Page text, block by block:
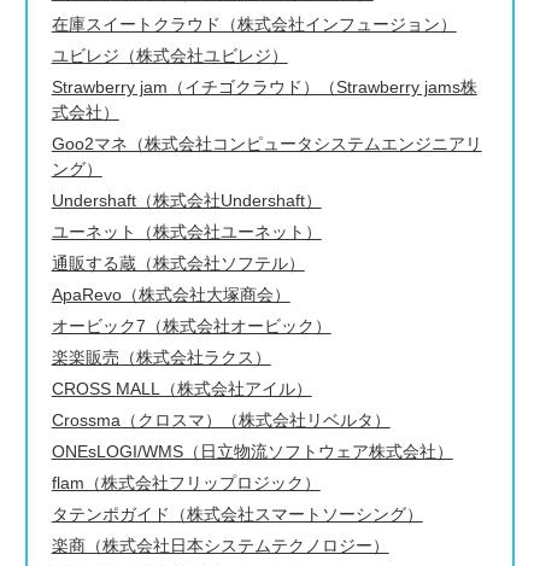
在庫スイートクラウド（株式会社インフュージョン）
ユビレジ（株式会社ユビレジ）
Strawberry jam（イチゴクラウド）（Strawberry jams株
式会社）
Goo2マネ（株式会社コンピュータシステムエンジニアリ
ング）
Undershaft（株式会社Undershaft）
ユーネット（株式会社ユーネット）
通販する蔵（株式会社ソフテル）
ApaRevo（株式会社大塚商会）
オービック7（株式会社オービック）
楽楽販売（株式会社ラクス）
CROSS MALL（株式会社アイル）
Crossma（クロスマ）（株式会社リベルタ）
ONEsLOGI/WMS（日立物流ソフトウェア株式会社）
flam（株式会社フリップロジック）
タテンポガイド（株式会社スマートソーシング）
楽商（株式会社日本システムテクノロジー）